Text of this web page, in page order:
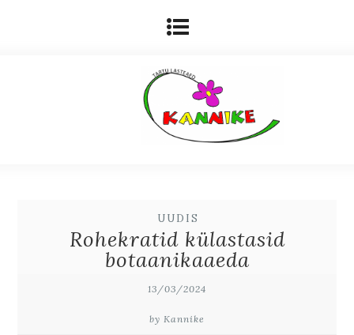
UUDIS
Rohekratid külastasid
botaanikaaeda
13/03/2024
by Kannike